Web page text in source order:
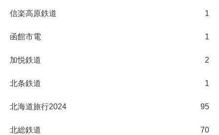
信楽高原鉄道 1
函館市電 1
加悦鉄道 2
北条鉄道 1
北海道旅行2024 95
北総鉄道 70